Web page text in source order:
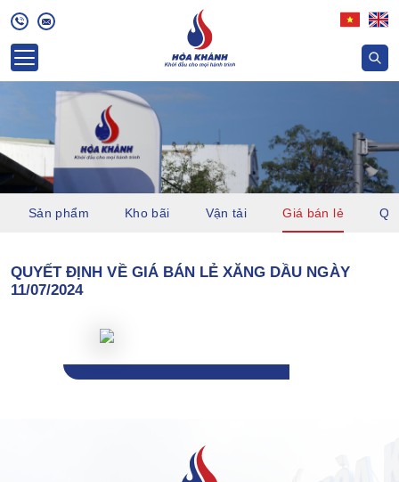
Sản phẩm Kho bãi Vận tải Giá bán lẻ
QUYẾT ĐỊNH VỀ GIÁ BÁN LẺ XĂNG DẦU NGÀY
11/07/2024